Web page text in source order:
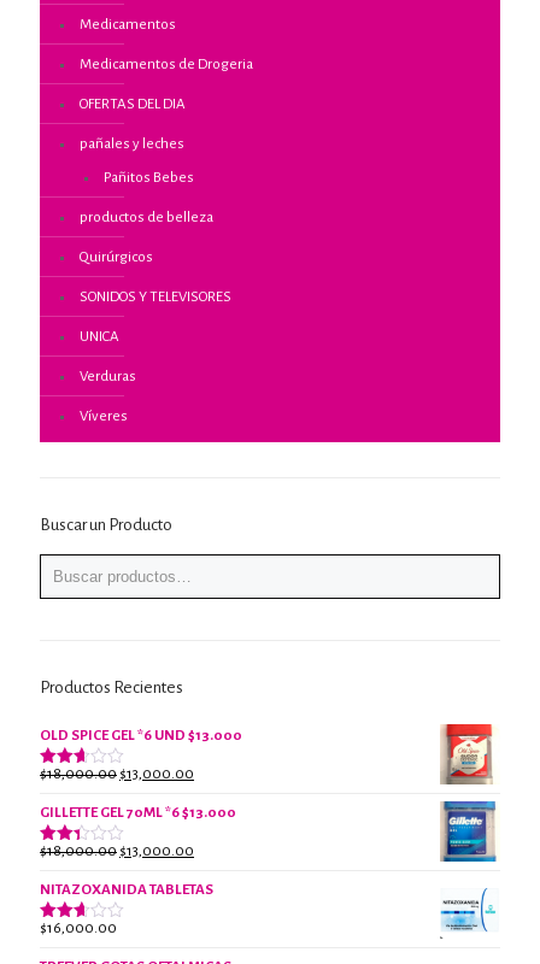
Medicamentos
Medicamentos de Drogeria
OFERTAS DEL DIA
pañales y leches
Pañitos Bebes
productos de belleza
Quirúrgicos
SONIDOS Y TELEVISORES
UNICA
Verduras
Víveres
Buscar un Producto
Productos Recientes
OLD SPICE GEL *6 UND $13.000
Valorado
2.61
de 5
$18,000.00 El
original
era:
$13,000.00
actual
GILLETTE GEL 70ML *6 $13.000
Valorado
2.38
de 5
$18,000.00 El
original
era:
$13,000.00
actual
NITAZOXANIDA TABLETAS
Valorado
$16,000.00